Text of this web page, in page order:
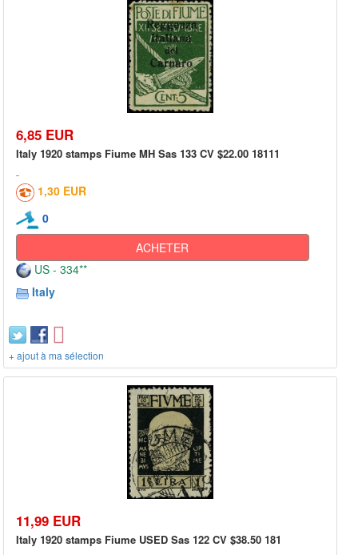
6,85 EUR
Italy 1920 stamps Fiume MH Sas 133 CV $22.00 18111
1,30 EUR
0
ACHETER
US - 334**
Italy
+ ajout à ma sélection
11,99 EUR
Italy 1920 stamps Fiume USED Sas 122 CV $38.50 181